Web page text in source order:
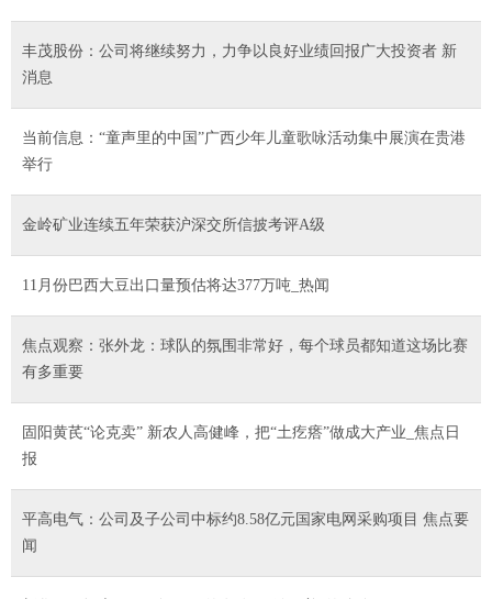
丰茂股份：公司将继续努力，力争以良好业绩回报广大投资者 新
消息
当前信息：“童声里的中国”广西少年儿童歌咏活动集中展演在贵港
举行
金岭矿业连续五年荣获沪深交所信披考评A级
11月份巴西大豆出口量预估将达377万吨_热闻
焦点观察：张外龙：球队的氛围非常好，每个球员都知道这场比赛
有多重要
固阳黄芪“论克卖” 新农人高健峰，把“土疙瘩”做成大产业_焦点日
报
平高电气：公司及子公司中标约8.58亿元国家电网采购项目 焦点要
闻